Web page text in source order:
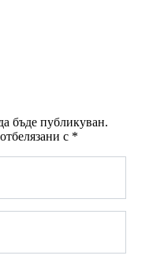
бъде публикуван.
с *